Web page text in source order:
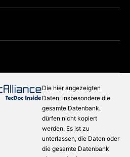
Die hier angezeigten
Daten, insbesondere die
gesamte Datenbank,
dürfen nicht kopiert
werden. Es ist zu
unterlassen, die Daten oder
die gesamte Datenbank